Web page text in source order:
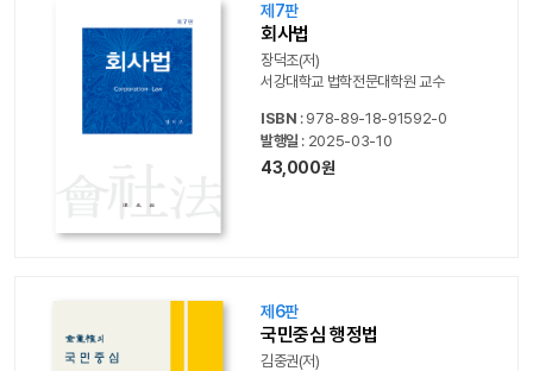
제7판
회사법
장덕조(저)
서강대학교 법학전문대학원 교수
ISBN : 978-89-18-91592-0
발행일 : 2025-03-10
43,000원
제6판
국민중심 행정법
김중권(저)